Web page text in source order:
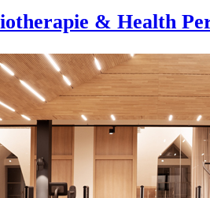
& Health